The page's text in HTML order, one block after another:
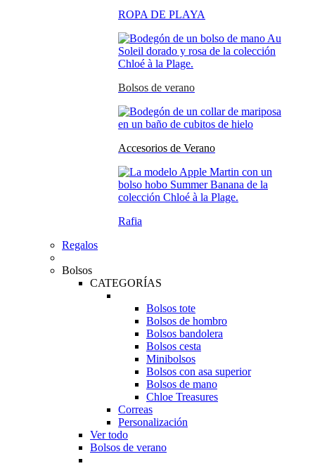
ROPA DE PLAYA
Bolsos de verano
Accesorios de Verano
Rafia
Regalos
Bolsos
CATEGORÍAS
Bolsos tote
Bolsos de hombro
Bolsos bandolera
Bolsos cesta
Minibolsos
Bolsos con asa superior
Bolsos de mano
Chloe Treasures
Correas
Personalización
Ver todo
Bolsos de verano